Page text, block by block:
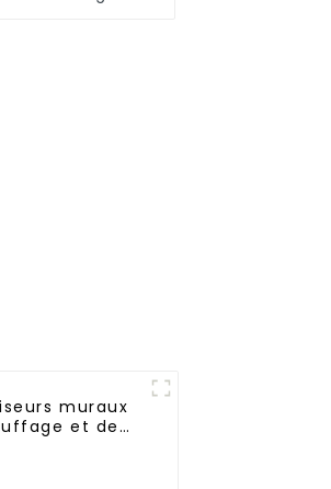
muraux
et de